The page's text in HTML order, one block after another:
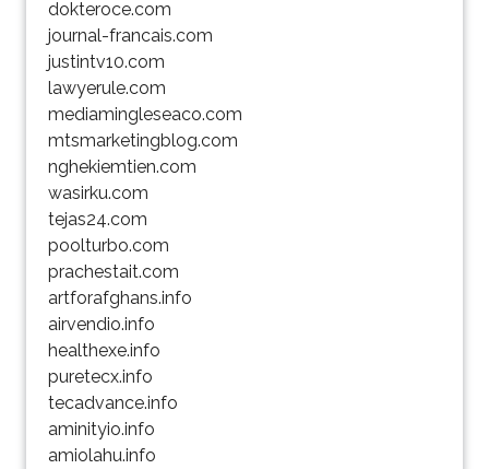
dokteroce.com
journal-francais.com
justintv10.com
lawyerule.com
mediamingleseaco.com
mtsmarketingblog.com
nghekiemtien.com
wasirku.com
tejas24.com
poolturbo.com
prachestait.com
artforafghans.info
airvendio.info
healthexe.info
puretecx.info
tecadvance.info
aminityio.info
amiolahu.info